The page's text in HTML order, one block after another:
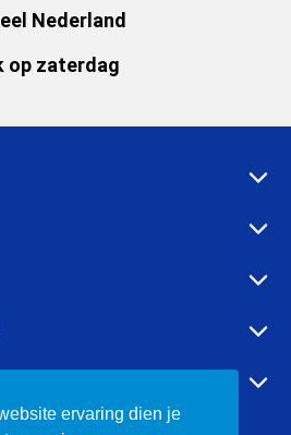
Nederland
op zaterdag
26
ervaring dien je